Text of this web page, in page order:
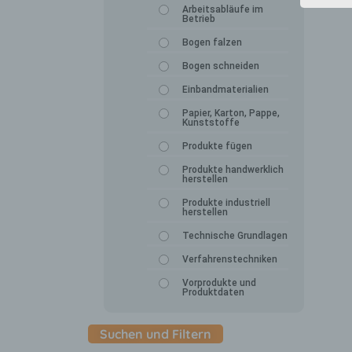
Arbeitsabläufe im
Betrieb
Bogen falzen
Bogen schneiden
Einbandmaterialien
Papier, Karton, Pappe,
Kunststoffe
Produkte fügen
Produkte handwerklich
herstellen
Produkte industriell
herstellen
Technische Grundlagen
Verfahrenstechniken
Vorprodukte und
Produktdaten